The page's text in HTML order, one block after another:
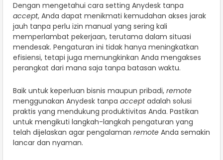
Dengan mengetahui cara setting Anydesk tanpa
accept, Anda dapat menikmati kemudahan akses jarak
jauh tanpa perlu izin manual yang sering kali
memperlambat pekerjaan, terutama dalam situasi
mendesak. Pengaturan ini tidak hanya meningkatkan
efisiensi, tetapi juga memungkinkan Anda mengakses
perangkat dari mana saja tanpa batasan waktu.
Baik untuk keperluan bisnis maupun pribadi, remote
menggunakan Anydesk tanpa acceptadalah solusi
praktis yang mendukung produktivitas Anda. Pastikan
untuk mengikuti langkah-langkah pengaturan yang
telah dijelaskan agar pengalaman remote Anda semakin
lancar dan nyaman.